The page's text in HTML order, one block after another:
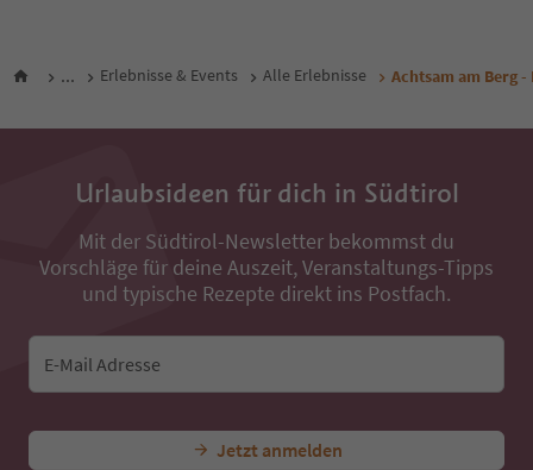
... Erlebnisse & Events Alle Erlebnisse Achtsam am Berg
Urlaubsideen für dich in Südtirol
Mit der Südtirol-Newsletter bekommst du
Vorschläge für deine Auszeit, Veranstaltungs-Tipps
und typische Rezepte direkt ins Postfach.
E-Mail Adresse
Jetzt anmelden